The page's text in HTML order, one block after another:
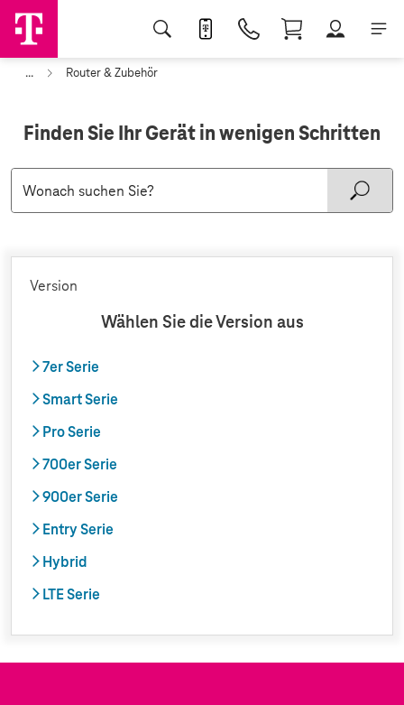
... Router & Zubehör
Finden Sie Ihr Gerät in wenigen Schritten
Version
Wählen Sie die Version aus
7er Serie
Smart Serie
Pro Serie
700er Serie
900er Serie
Entry Serie
Hybrid
LTE Serie